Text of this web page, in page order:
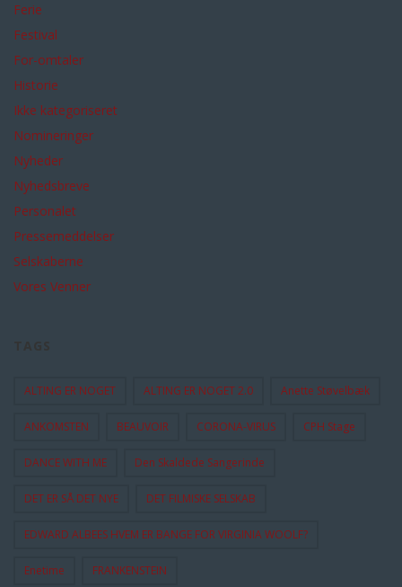
Ferie
Festival
For-omtaler
Historie
Ikke kategoriseret
Nomineringer
Nyheder
Nyhedsbreve
Personalet
Pressemeddelser
Selskaberne
Vores Venner
ALTING ER NOGET ALTING ER NOGET 2.0 Anette Støvelbæk
ANKOMSTEN BEAUVOIR CORONA-VIRUS CPH Stage
DANCE WITH ME Den Skaldede Sangerinde
DET ER SÅ DET NYE DET FILMISKE SELSKAB
EDWARD ALBEES HVEM ER BANGE FOR VIRGINIA WOOLF?
Enetime FRANKENSTEIN